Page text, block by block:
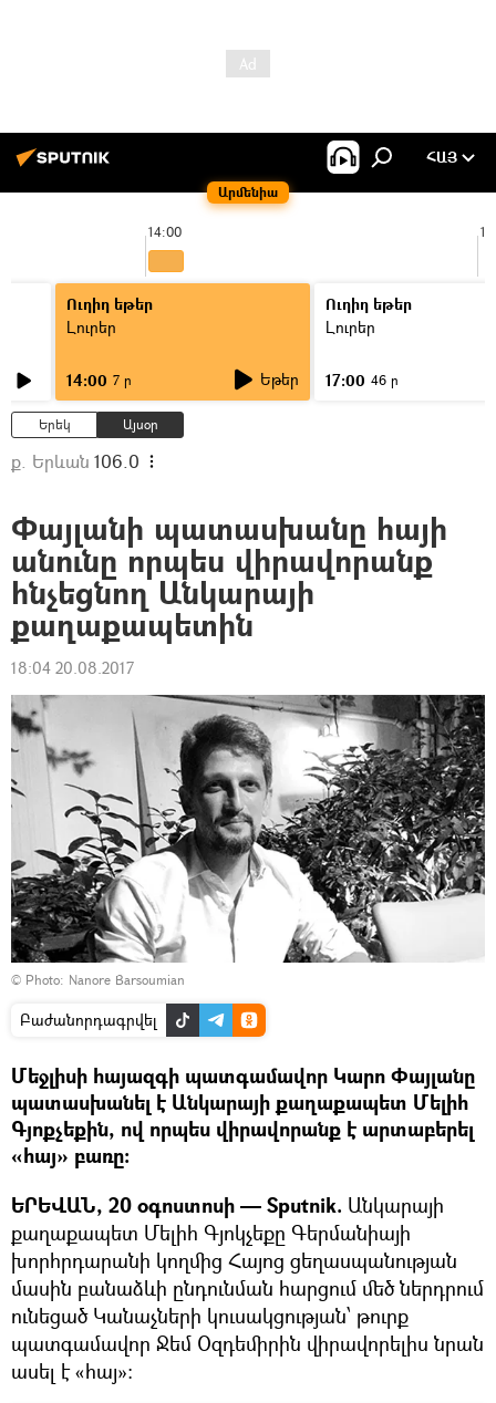
Արմենիա
ՀԱՅ
14:00
Ուղիղ եթեր
Լուրեր
14:00 7 ր Եթեր
Ուղիղ եթեր
Լուրեր
17:00 46 ր
Երեկ Այսօր
ք. Երևան 106.0
Փայլանի պատասխանը հայի
անունը որպես վիրավորանք
հնչեցնող Անկարայի
քաղաքապետին
18:04 20.08.2017
© Photo: Nanore Barsoumian
Բաժանորդագրվել
Մեջլիսի հայազգի պատգամավոր Կարո Փայլանը
պատասխանել է Անկարայի քաղաքապետ Մելիհ
Գյոքչեքին, ով որպես վիրավորանք է արտաբերել
«հայ» բառը։
ԵՐԵՎԱՆ, 20 օգոստոսի — Sputnik. Անկարայի
քաղաքապետ Մելիհ Գյոկչեքը Գերմանիայի
խորհրդարանի կողմից Հայոց ցեղասպանության
մասին բանաձևի ընդունման հարցում մեծ ներդրում
ունեցած Կանաչների կուսակցության՝ թուրք
պատգամավոր Ջեմ Օզդեմիրին վիրավորելիս նրան
ասել է «հայ»։